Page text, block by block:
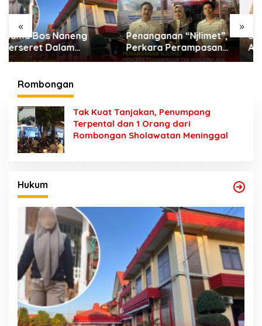
« »
Penanganan “Njlimet”,
Perkara Perampasan
Surat Mobil Tak
Padahal Setahun di
Polres Pasuruan
Suami Lapor Polisi
Atas Dugaan Kumpul
Kebo di Sumber
Rombongan
Tak Kuat Tanjakan, Penumpang
Terpental dan 1 Orang dari
Rombongan Sholawatan Meninggal
Hukum